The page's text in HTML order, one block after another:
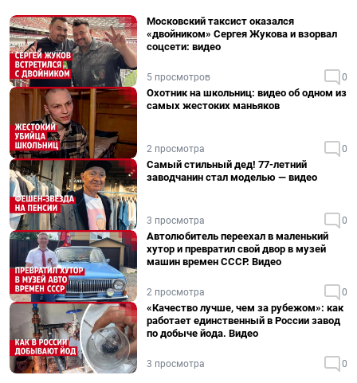
Московский таксист оказался
«двойником» Сергея Жукова и взорвал
соцсети: видео
5 просмотров 0
Охотник на школьниц: видео об одном из
самых жестоких маньяков
2 просмотра 0
Самый стильный дед! 77-летний
заводчанин стал моделью — видео
3 просмотра 0
Автолюбитель переехал в маленький
хутор и превратил свой двор в музей
машин времен СССР. Видео
2 просмотра 0
«Качество лучше, чем за рубежом»: как
работает единственный в России завод
по добыче йода. Видео
3 просмотра 0